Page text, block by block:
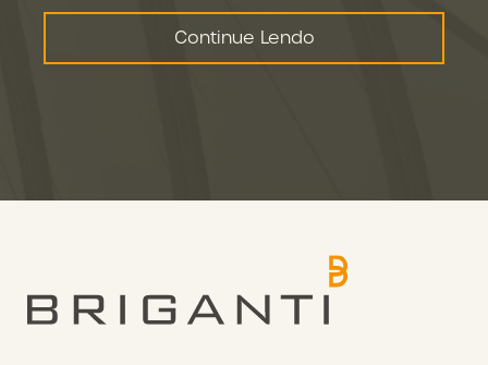
Continue Lendo